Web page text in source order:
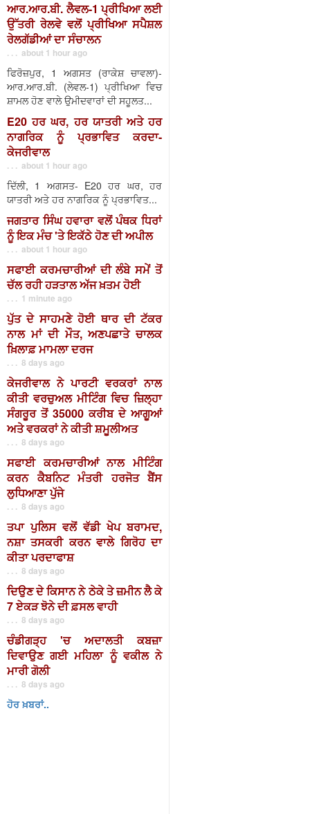
ਆਰ.ਆਰ.ਬੀ. ਲੈਵਲ-1 ਪ੍ਰੀਖਿਆ ਲਈ
ਉੱਤਰੀ ਰੇਲਵੇ ਵਲੋਂ ਪ੍ਰੀਖਿਆ ਸਪੈਸ਼ਲ
ਰੇਲਗੱਡੀਆਂ ਦਾ ਸੰਚਾਲਨ
. . . about 1 hour ago
ਫਿਰੋਜ਼ਪੁਰ, 1 ਅਗਸਤ (ਰਾਕੇਸ਼ ਚਾਵਲਾ)-
ਆਰ.ਆਰ.ਬੀ. (ਲੇਵਲ-1) ਪ੍ਰੀਖਿਆ ਵਿਚ
ਸ਼ਾਮਲ ਹੋਣ ਵਾਲੇ ਉਮੀਦਵਾਰਾਂ ਦੀ ਸਹੂਲਤ...
E20 ਹਰ ਘਰ, ਹਰ ਯਾਤਰੀ ਅਤੇ ਹਰ
ਨਾਗਰਿਕ ਨੂੰ ਪ੍ਰਭਾਵਿਤ ਕਰਦਾ-
ਕੇਜਰੀਵਾਲ
. . . about 1 hour ago
ਦਿੱਲੀ, 1 ਅਗਸਤ- E20 ਹਰ ਘਰ, ਹਰ
ਯਾਤਰੀ ਅਤੇ ਹਰ ਨਾਗਰਿਕ ਨੂੰ ਪ੍ਰਭਾਵਿਤ...
ਜਗਤਾਰ ਸਿੰਘ ਹਵਾਰਾ ਵਲੋਂ ਪੰਥਕ ਧਿਰਾਂ
ਨੂੰ ਇਕ ਮੰਚ 'ਤੇ ਇਕੱਠੇ ਹੋਣ ਦੀ ਅਪੀਲ
. . . about 1 hour ago
ਸਫਾਈ ਕਰਮਚਾਰੀਆਂ ਦੀ ਲੰਬੇ ਸਮੇਂ ਤੋਂ
ਚੱਲ ਰਹੀ ਹੜਤਾਲ ਅੱਜ ਖ਼ਤਮ ਹੋਈ
. . . 1 minute ago
ਪੁੱਤ ਦੇ ਸਾਹਮਣੇ ਹੋਈ ਥਾਰ ਦੀ ਟੱਕਰ
ਨਾਲ ਮਾਂ ਦੀ ਮੌਤ, ਅਣਪਛਾਤੇ ਚਾਲਕ
ਖ਼ਿਲਾਫ਼ ਮਾਮਲਾ ਦਰਜ
. . . 8 days ago
ਕੇਜਰੀਵਾਲ ਨੇ ਪਾਰਟੀ ਵਰਕਰਾਂ ਨਾਲ
ਕੀਤੀ ਵਰਚੁਅਲ ਮੀਟਿੰਗ ਵਿਚ ਜ਼ਿਲ੍ਹਾ
ਸੰਗਰੂਰ ਤੋਂ 35000 ਕਰੀਬ ਦੇ ਆਗੂਆਂ
ਅਤੇ ਵਰਕਰਾਂ ਨੇ ਕੀਤੀ ਸ਼ਮੂਲੀਅਤ
. . . 8 days ago
ਸਫਾਈ ਕਰਮਚਾਰੀਆਂ ਨਾਲ ਮੀਟਿੰਗ
ਕਰਨ ਕੈਬਨਿਟ ਮੰਤਰੀ ਹਰਜੋਤ ਬੈਂਸ
ਲੁਧਿਆਣਾ ਪੁੱਜੇ
. . . 8 days ago
ਤਪਾ ਪੁਲਿਸ ਵਲੋਂ ਵੱਡੀ ਖੇਪ ਬਰਾਮਦ,
ਨਸ਼ਾ ਤਸਕਰੀ ਕਰਨ ਵਾਲੇ ਗਿਰੋਹ ਦਾ
ਕੀਤਾ ਪਰਦਾਫਾਸ਼
. . . 8 days ago
ਦਿਉਣ ਦੇ ਕਿਸਾਨ ਨੇ ਠੇਕੇ ਤੇ ਜ਼ਮੀਨ ਲੈ ਕੇ
7 ਏਕੜ ਝੋਨੇ ਦੀ ਫ਼ਸਲ ਵਾਹੀ
. . . 8 days ago
ਚੰਡੀਗੜ੍ਹ 'ਚ ਅਦਾਲਤੀ ਕਬਜ਼ਾ
ਦਿਵਾਉਣ ਗਈ ਮਹਿਲਾ ਨੂੰ ਵਕੀਲ ਨੇ
ਮਾਰੀ ਗੋਲੀ
. . . 8 days ago
ਹੋਰ ਖ਼ਬਰਾਂ..